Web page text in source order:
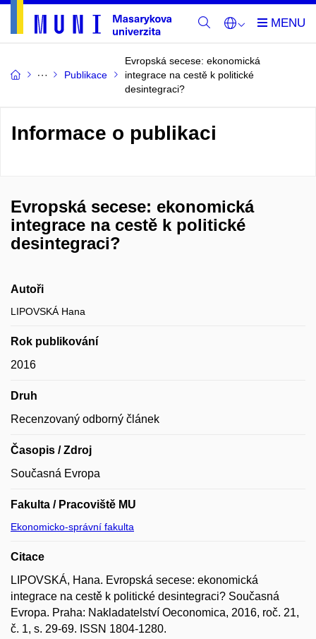
Publikace
Evropská secese: ekonomická
integrace na cestě k politické
desintegraci?
Informace o publikaci
Evropská secese: ekonomická
integrace na cestě k politické
desintegraci?
Autoři
LIPOVSKÁ Hana
Rok publikování
2016
Druh
Recenzovaný odborný článek
Časopis / Zdroj
Současná Evropa
Fakulta / Pracoviště MU
Ekonomicko-správní fakulta
Citace
LIPOVSKÁ, Hana. Evropská secese: ekonomická
integrace na cestě k politické desintegraci? Současná
Evropa. Praha: Nakladatelství Oeconomica, 2016, roč. 21,
č. 1, s. 29-69. ISSN 1804-1280.